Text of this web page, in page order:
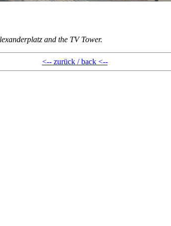
and the TV Tower.
<-- zurück / back <--